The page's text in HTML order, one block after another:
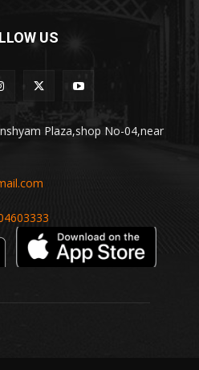
US
Plaza,shop No-04,near